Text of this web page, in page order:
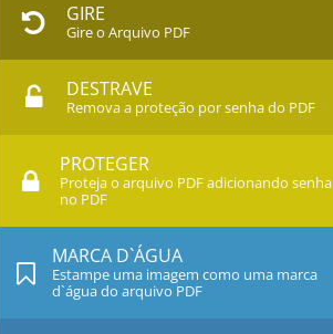
GIRE
Gire o Arquivo PDF
DESTRAVE
Remova a proteção por senha do PDF
PROTEGER
Proteja o arquivo PDF adicionando senha
no PDF
MARCA D`ÁGUA
Estampe uma imagem como uma marca
d`água do arquivo PDF